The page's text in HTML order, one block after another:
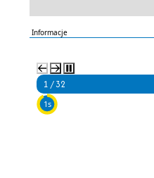
Informacje
2 / 32
5s